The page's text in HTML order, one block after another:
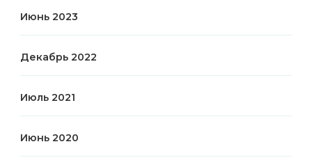
Июнь 2023
Декабрь 2022
Июль 2021
Июнь 2020